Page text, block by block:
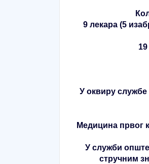
9 лекара (5
У оквиру
Медицина првог
У служби
стручним